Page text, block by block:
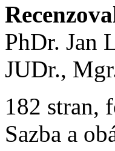
PhDr. Jan
JUDr.,
182 stran,
Sazba a